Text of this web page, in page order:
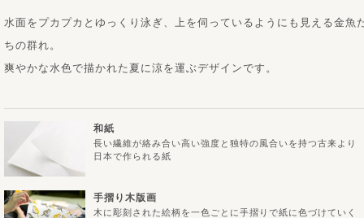
手摺り木版画
木に彫刻された絵柄を一色ごとに手摺りで紙に色づけていく
和紙
長い繊維が絡み合い高い強度と独特の風合いを持つ古来より
日本で作られる紙
水面をプカプカとゆっくり泳ぎ、上を伺っているようにも見える金魚
ちの群れ。
爽やかな水色で描かれた夏に涼を運ぶデザインです。